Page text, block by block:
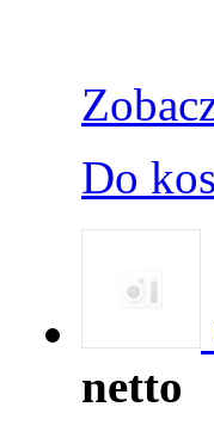
Do
netto